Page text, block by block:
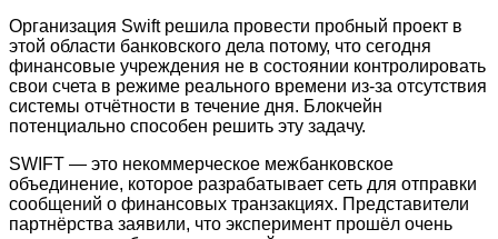
Организация Swift решила провести пробный проект в
этой области банковского дела потому, что сегодня
финансовые учреждения не в состоянии контролировать
свои счета в режиме реального времени из-за отсутствия
системы отчётности в течение дня. Блокчейн
потенциально способен решить эту задачу.
SWIFT — это некоммерческое межбанковское
объединение, которое разрабатывает сеть для отправки
сообщений о финансовых транзакциях. Представители
партнёрства заявили, что эксперимент прошёл очень